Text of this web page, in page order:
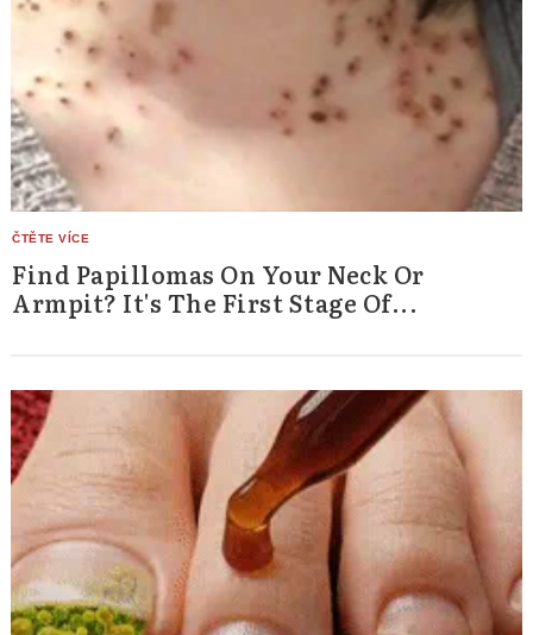
Find Papillomas On Your Neck Or
Armpit? It's The First Stage Of...